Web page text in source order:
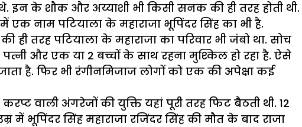
के शौक और अय्याशी भी किसी सनक की ही तरह होती थी.
एक नाम पटियाला के महाराजा भूपिंदर सिंह का भी है.
तरह पटियाला के महाराजा का परिवार भी जंबो था. सोच
और एक या 2 बच्चों के साथ रहना मुश्किल हो रहा है. ऐसे
है. फिर भी रंगीनमिजाज लोगों को एक की अपेक्षा कई
वाली अंगरेजों की युक्ति यहां पूरी तरह फिट बैठती थी. 12
में भूपिंदर सिंह महाराजा रजिंदर सिंह की मौत के बाद राजा